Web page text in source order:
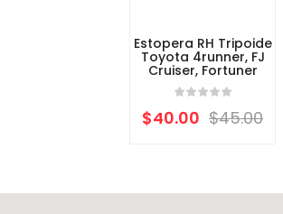
Estopera RH Tripoide
Toyota 4runner, FJ
Cruiser, Fortuner
$45.00
$40.00